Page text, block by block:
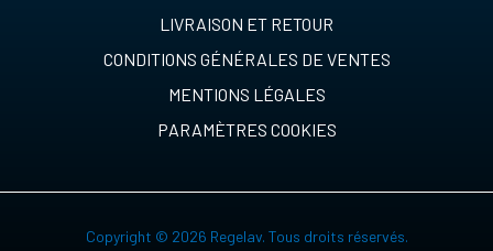
LIVRAISON ET RETOUR
CONDITIONS GÉNÉRALES DE VENTES
MENTIONS LÉGALES
PARAMÈTRES COOKIES
Copyright © 2026 Regelav. Tous droits réservés.